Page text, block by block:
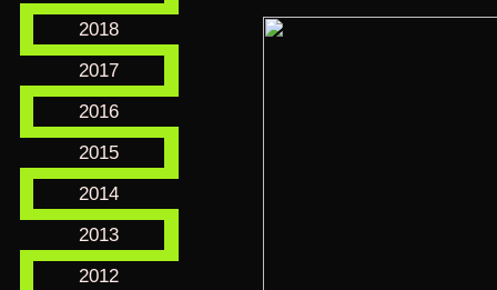
2018
2017
2016
2015
2014
2013
2012